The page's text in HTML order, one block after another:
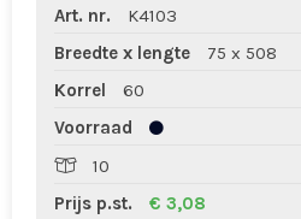
Art. nr.
K4103
Breedte x lengte
75 x 508
Korrel
60
Voorraad
10
Prijs p.st.
€ 3,08